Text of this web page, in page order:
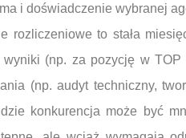
i doświadczenie wybranej
rozliczeniowe to stała
(np. za pozycję w
(np. audyt techniczny,
konkurencja może być